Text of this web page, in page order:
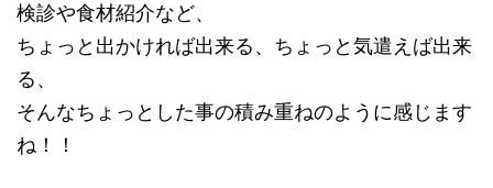
検診や食材紹介など、
ちょっと出かければ出来る、ちょっと気遣えば出来
る、
そんなちょっとした事の積み重ねのように感じます
ね！！